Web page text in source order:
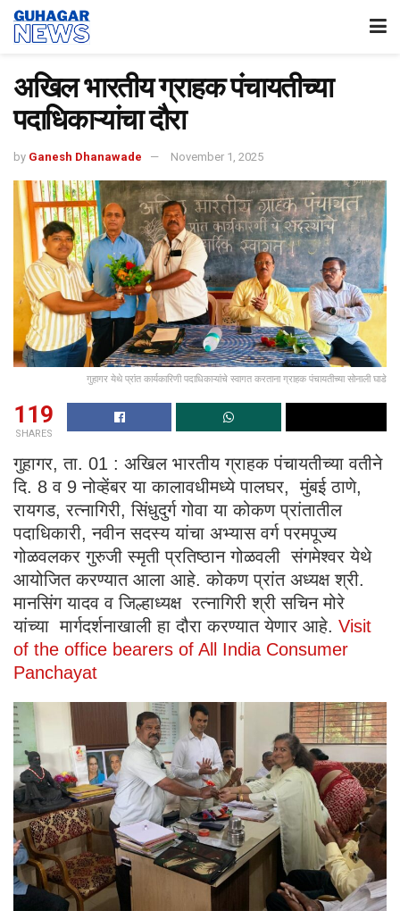
अखिल भारतीय ग्राहक पंचायतीच्या
पदाधिकाऱ्यांचा दौरा
by Ganesh Dhanawade November 1, 2025
गुहागर येथे प्रांत कार्यकारिणी पदाधिकाऱ्यांचे स्वागत करताना ग्राहक पंचायतीच्या सोनाली घाडे
119
SHARES
गुहागर, ता. 01 : अखिल भारतीय ग्राहक पंचायतीच्या वतीने
दि. 8 व 9 नोव्हेंबर या कालावधीमध्ये पालघर, मुंबई ठाणे,
रायगड, रत्नागिरी, सिंधुदुर्ग गोवा या कोकण प्रांतातील
पदाधिकारी, नवीन सदस्य यांचा अभ्यास वर्ग परमपूज्य
गोळवलकर गुरुजी स्मृती प्रतिष्ठान गोळवली संगमेश्वर येथे
आयोजित करण्यात आला आहे. कोकण प्रांत अध्यक्ष श्री.
मानसिंग यादव व जिल्हाध्यक्ष रत्नागिरी श्री सचिन मोरे
यांच्या मार्गदर्शनाखाली हा दौरा करण्यात येणार आहे. Visit
of the office bearers of All India Consumer
Panchayat